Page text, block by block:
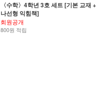
〈수학〉4학년 3호 세트 [기본 교재 +
나선형 익힘책]
회원공개
800원 적립